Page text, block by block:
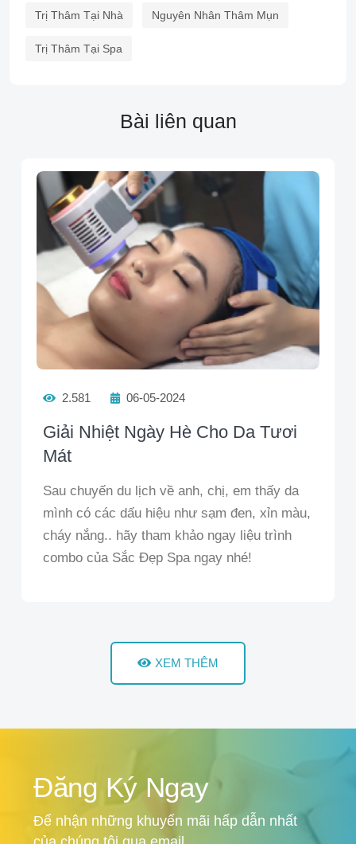
Trị Thâm Tại Nhà Nguyên Nhân Thâm Mụn
Trị Thâm Tại Spa
Bài liên quan
2.581 06-05-2024
Giải Nhiệt Ngày Hè Cho Da Tươi
Mát
Sau chuyến du lịch về anh, chị, em thấy da
mình có các dấu hiệu như sạm đen, xỉn màu,
cháy nắng.. hãy tham khảo ngay liệu trình
combo của Sắc Đẹp Spa ngay nhé!
XEM THÊM
Đăng Ký Ngay
Để nhận những khuyến mãi hấp dẫn nhất